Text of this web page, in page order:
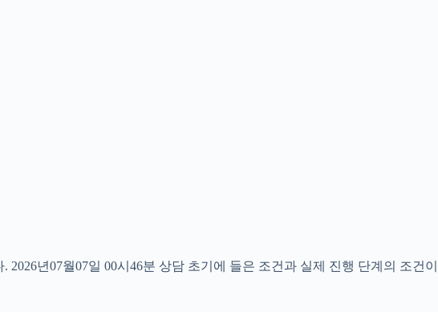
년07월07일 00시46분 상담 초기에 들은 조건과 실제 진행 단계의 조건이